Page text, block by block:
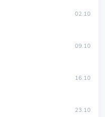
02.10
09.10
16.10
23.10